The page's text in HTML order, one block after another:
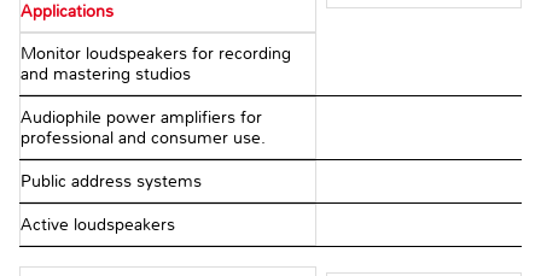
Applications
Monitor loudspeakers for recording
and mastering studios
Audiophile power amplifiers for
professional and consumer use.
Public address systems
Active loudspeakers